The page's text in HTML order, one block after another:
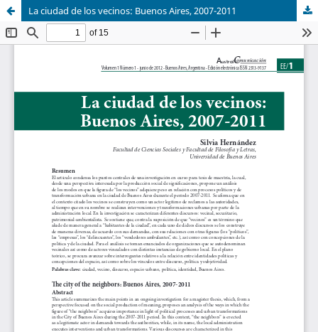
La ciudad de los vecinos: Buenos Aires, 2007-2011